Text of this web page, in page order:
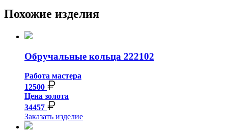
Похожие изделия
Обручальные кольца 222102
Работа мастера
12500
Цена золота
34457
Заказать изделие